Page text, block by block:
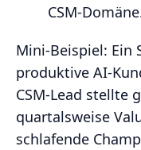
Mini‑Beispiel: Ein
produktive
CSM‑Lead stellte
quartalsweise
schlafende